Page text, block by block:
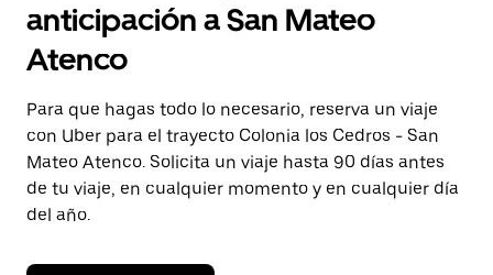
y
selecciona
una
Presiona
la
tecla Esc
para
cerrar
el
calendario.
anticipación a San Mateo
Atenco
Para que hagas todo lo necesario, reserva un viaje
con Uber para el trayecto Colonia los Cedros - San
Mateo Atenco. Solicita un viaje hasta 90 días antes
de tu viaje, en cualquier momento y en cualquier día
del año.